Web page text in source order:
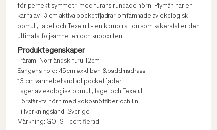
för perfekt symmetri med furans rundade hörn. Plymån har en
kärna av 13 cm aktiva pocketfjädrar omfamnade av ekologisk
bomull, tagel och Texelull - en kombination som säkerställer den
ultimata följsamheten och supporten.
Produktegenskaper
Träram: Norrländsk furu 12cm
Sängens höjd: 45cm exkl ben & bäddmadrass
13 cm värmebehandlad pocketfjäder
Lager av ekologisk bomull, tagel och Texelull
Förstärkta hörn med kokosnötfiber och lin.
Tillverkningsland: Sverige
Märkning: GOTS - certifierad